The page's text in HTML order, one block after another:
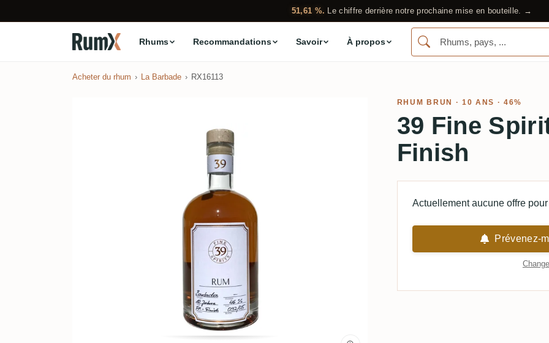
51,61 %. Le chiffre derrière notre prochaine mise en bouteille. →
Rhums Recommandations Savoir À propos
Acheter du rhum La Barbade RX16113
RHUM BRUN · 10 ANS · 46%
39 Fine
Finish
Actuellement aucune offre
Prévenez-